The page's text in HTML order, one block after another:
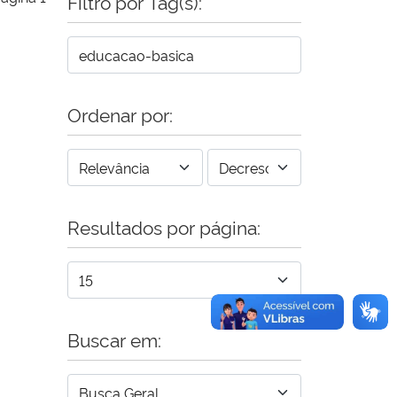
Ordenar por:
Resultados por página:
Buscar em: